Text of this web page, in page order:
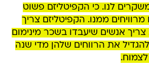
לנו. כי הקפיטליזם פשוט
ממנו. הקפיטליזם צריך
צריך אנשים שיעבדו בשכר מינימום
את הרווחים שלהן מדי שנה